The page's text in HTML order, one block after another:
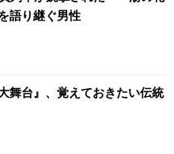
語り継ぐ男性
舞台』、覚えておきたい伝統